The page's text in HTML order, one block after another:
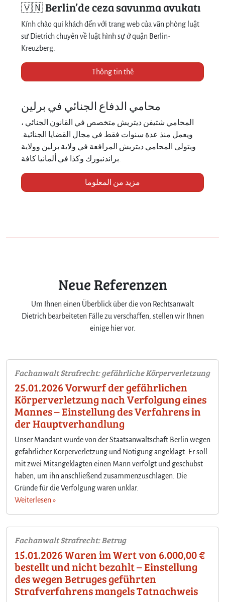
🇻🇳 Berlin’de ceza savunma avukatı
Kính chào quí khách đến với trang web của văn phòng luật
sư Dietrich chuyên về luật hình sự ở quận Berlin-
Kreuzberg.
Thông tin thê
محامي الدفاع الجنائي في برلين
المحامي شتيفن ديتريش متخصص في القانون الجنائي ،
ويعمل منذ عدة سنوات فقط في مجال القضايا الجنائية.
ويتولى المحامي ديتريش المرافعة في ولاية برلين وولاية
مزيد من المعلوما
Neue Referenzen
Um Ihnen einen Überblick über die von Rechtsanwalt
Dietrich bearbeiteten Fälle zu verschaffen, stellen wir Ihnen
einige hier vor.
Fachanwalt Strafrecht: gefährliche Körperverletzung
25.01.2026 Vorwurf der gefährlichen
Körperverletzung nach Verfolgung eines
Mannes – Einstellung des Verfahrens in
der Hauptverhandlung
Unser Mandant wurde von der Staatsanwaltschaft Berlin wegen
gefährlicher Körperverletzung und Nötigung angeklagt. Er soll
mit zwei Mitangeklagten einen Mann verfolgt und geschubst
haben, um ihn anschließend zusammenzuschlagen. Die
Gründe für die Verfolgung waren unklar.
Weiterlesen »
Fachanwalt Strafrecht: Betrug
15.01.2026 Waren im Wert von 6.000,00 €
bestellt und nicht bezahlt – Einstellung
des wegen Betruges geführten
Strafverfahrens mangels Tatnachweis